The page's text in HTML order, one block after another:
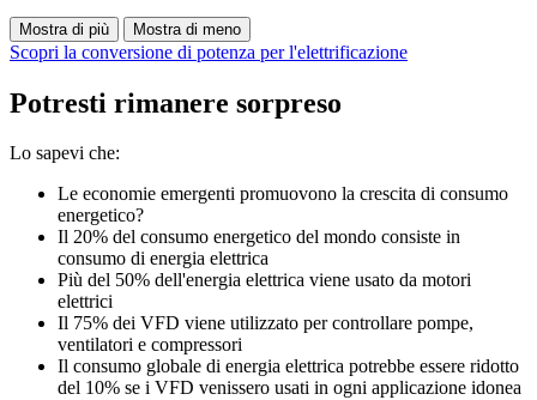
Mostra di più Mostra di meno
Scopri la conversione di potenza per l'elettrificazione
Potresti rimanere sorpreso
Lo sapevi che:
Le economie emergenti promuovono la crescita di consumo
energetico?
Il 20% del consumo energetico del mondo consiste in
consumo di energia elettrica
Più del 50% dell'energia elettrica viene usato da motori
elettrici
Il 75% dei VFD viene utilizzato per controllare pompe,
ventilatori e compressori
Il consumo globale di energia elettrica potrebbe essere ridotto
del 10% se i VFD venissero usati in ogni applicazione idonea